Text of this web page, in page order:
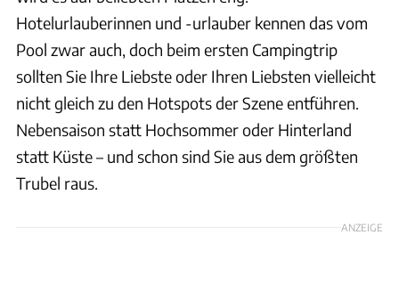
Hotelurlauberinnen und -urlauber kennen das vom
Pool zwar auch, doch beim ersten Campingtrip
sollten Sie Ihre Liebste oder Ihren Liebsten vielleicht
nicht gleich zu den Hotspots der Szene entführen.
Nebensaison statt Hochsommer oder Hinterland
statt Küste – und schon sind Sie aus dem größten
Trubel raus.
ANZEIGE